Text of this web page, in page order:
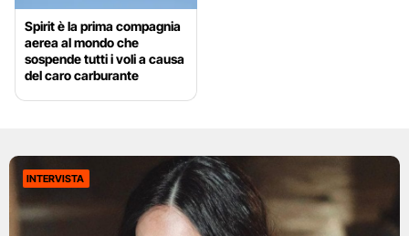
Spirit è la prima compagnia
aerea al mondo che
sospende tutti i voli a causa
del caro carburante
INTERVISTA